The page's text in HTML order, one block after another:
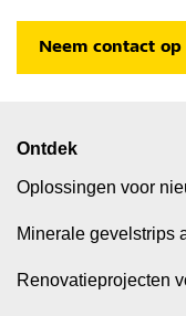
Ontdek
Oplossingen voor
Minerale gevelstrips
Renovatieprojecten